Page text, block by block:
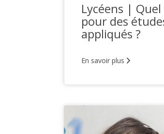
Lycéens |
pour des
appliqués ?
En savoir plus